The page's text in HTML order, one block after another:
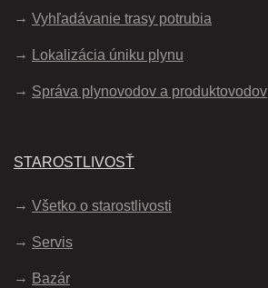
Vyhľadávanie trasy potrubia
Lokalizácia úniku plynu
Správa plynovodov a produktovodov
STAROSTLIVOSŤ
Všetko o starostlivosti
Servis
Bazár